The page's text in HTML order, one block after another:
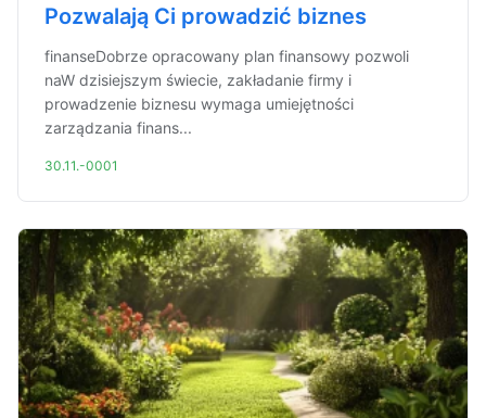
Pozwalają Ci prowadzić biznes
finanseDobrze opracowany plan finansowy pozwoli
naW dzisiejszym świecie, zakładanie firmy i
prowadzenie biznesu wymaga umiejętności
zarządzania finans...
30.11.-0001